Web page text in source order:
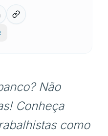
Não
Conheça
como